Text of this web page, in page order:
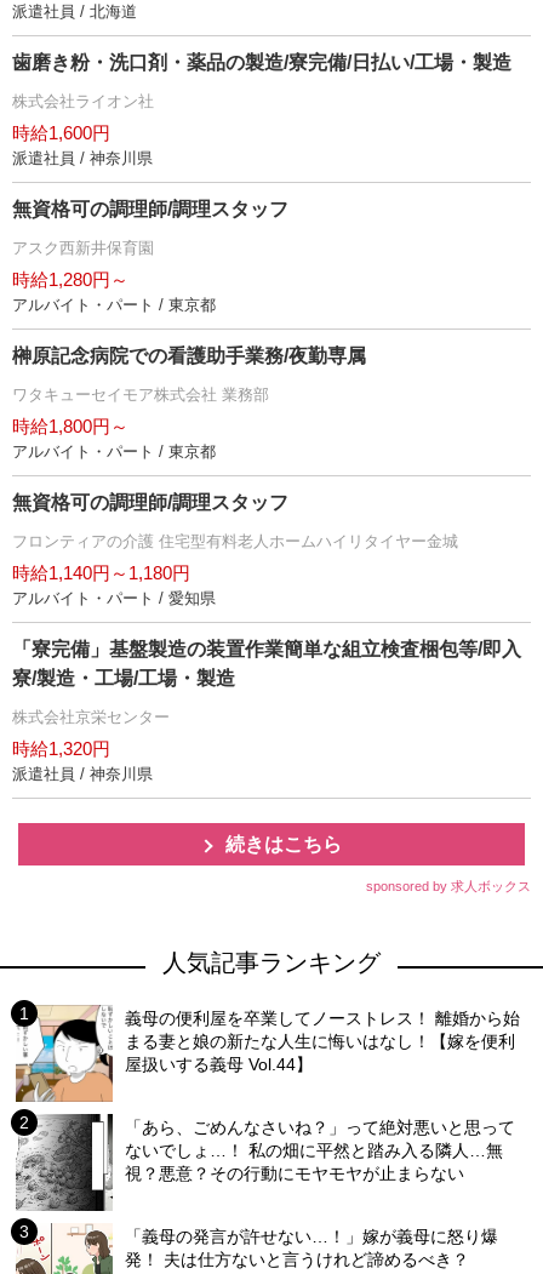
派遣社員 / 北海道
歯磨き粉・洗口剤・薬品の製造/寮完備/日払い/工場・製造
株式会社ライオン社
時給1,600円
派遣社員 / 神奈川県
無資格可の調理師/調理スタッフ
アスク西新井保育園
時給1,280円～
アルバイト・パート / 東京都
榊原記念病院での看護助手業務/夜勤専属
ワタキューセイモア株式会社 業務部
時給1,800円～
アルバイト・パート / 東京都
無資格可の調理師/調理スタッフ
フロンティアの介護 住宅型有料老人ホームハイリタイヤー金城
時給1,140円～1,180円
アルバイト・パート / 愛知県
「寮完備」基盤製造の装置作業簡単な組立検査梱包等/即入
寮/製造・工場/工場・製造
株式会社京栄センター
時給1,320円
派遣社員 / 神奈川県
続きはこちら
sponsored by 求人ボックス
人気記事ランキング
義母の便利屋を卒業してノーストレス！ 離婚から始
まる妻と娘の新たな人生に悔いはなし！【嫁を便利
屋扱いする義母 Vol.44】
「あら、ごめんなさいね？」って絶対悪いと思って
ないでしょ…！ 私の畑に平然と踏み入る隣人…無
視？悪意？その行動にモヤモヤが止まらない
「義母の発言が許せない…！」嫁が義母に怒り爆
発！ 夫は仕方ないと言うけれど諦めるべき？